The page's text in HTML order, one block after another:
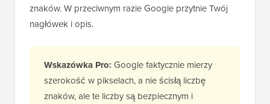
znaków. W przeciwnym razie Google przytnie Twój
nagłówek i opis.
Wskazówka Pro: Google faktycznie mierzy
szerokość w pikselach, a nie ścisłą liczbę
znaków, ale te liczby są bezpiecznym i